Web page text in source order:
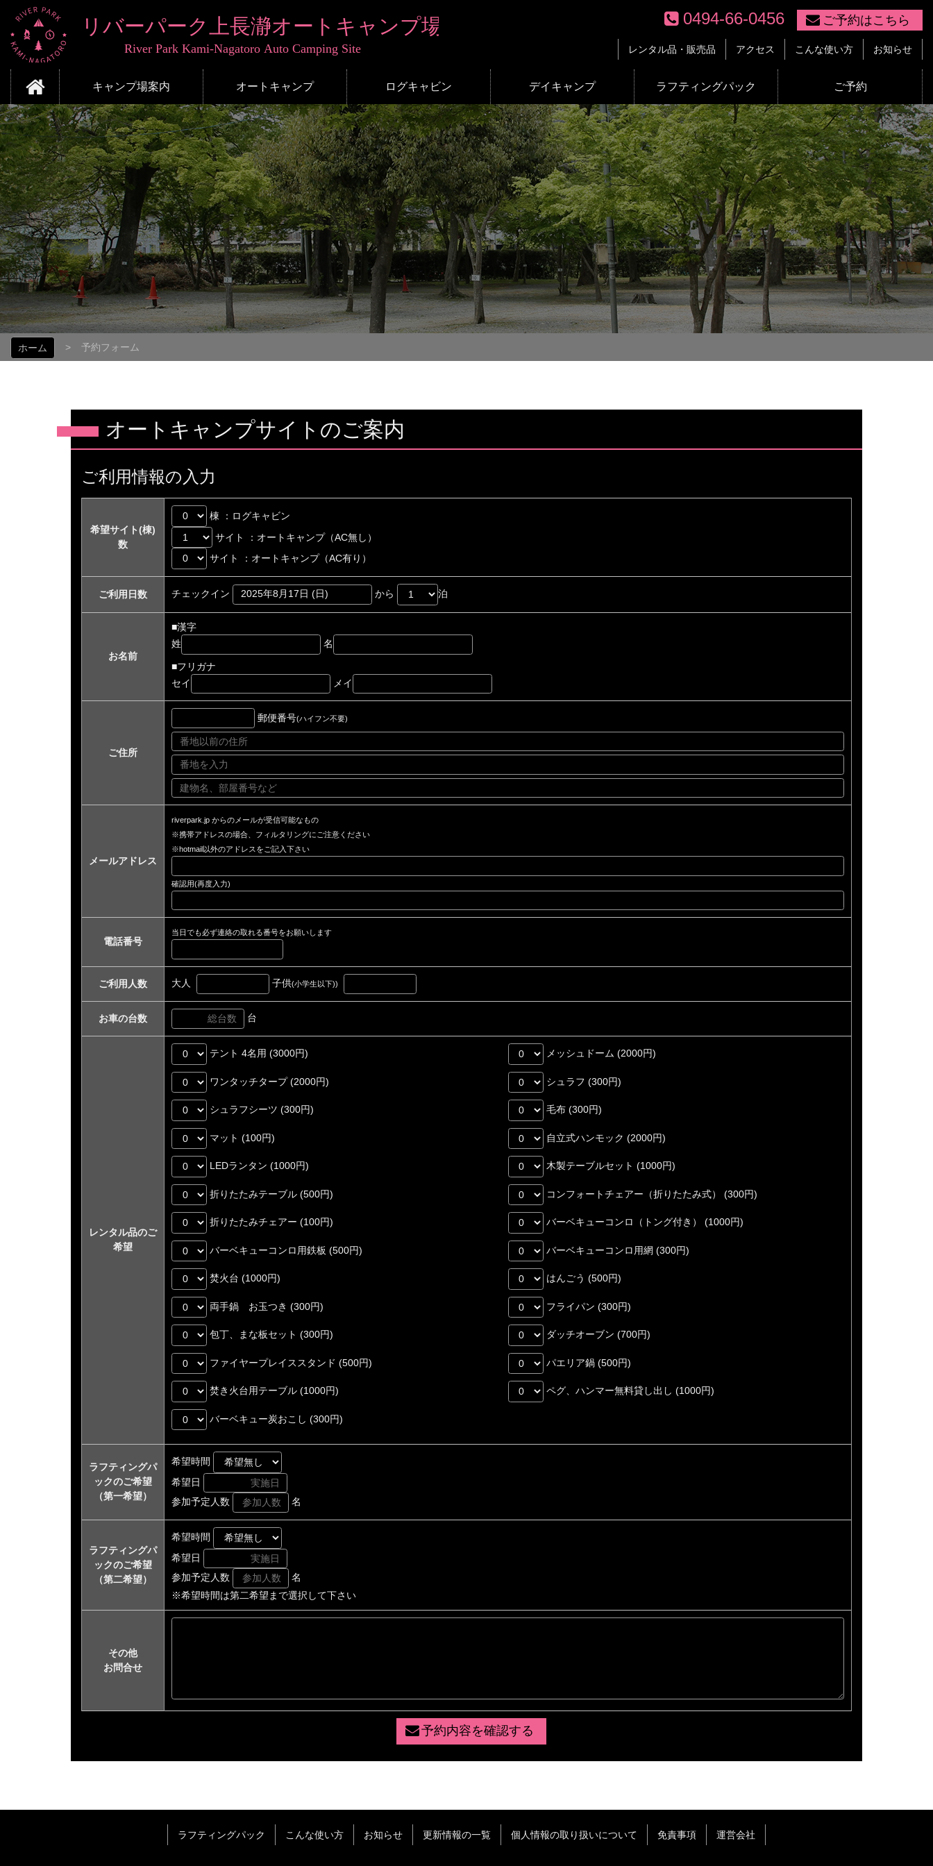
へ
ス
キ
ッ
プ
リバーパーク上長瀞
0494-66-0456 ご予約はこちら
レンタル品・販売品 アクセス こんな使い方 お知らせ
キャンプ場案内 オートキャンプ ログキャビン デイキャンプ ラフティングパック ご予約
ホーム 予約フォーム
オートキャンプサイトのご案内
ご利用情報の入力
希望サイト(棟)
数
棟 ：ログキャビン
サイト ：オートキャンプ（AC無し）
サイト ：オートキャンプ（AC有り）
ご利用日数 チェックイン から 泊
お名前
■漢字
姓
名
■フリガナ
セイ
メイ
ご住所
郵便番号(ハイフン不要)
メールアドレス
riverpark.jp からのメールが受信可能なもの
※携帯アドレスの場合、フィルタリングにご注意ください
※hotmail以外のアドレスをご記入下さい
確認用(再度入力)
電話番号
当日でも必ず連絡の取れる番号をお願いします
ご利用人数 大人 子供(小学生以下))
お車の台数 台
レンタル品のご
希望
テント 4名用 (3000円) メッシュドーム (2000円)
ワンタッチタープ (2000円) シュラフ (300円)
シュラフシーツ (300円) 毛布 (300円)
マット (100円) 自立式ハンモック (2000円)
LEDランタン (1000円) 木製テーブルセット (1000円)
折りたたみテーブル (500円) コンフォートチェアー（折りたたみ式） (300円)
折りたたみチェアー (100円) バーベキューコンロ（トング付き） (1000円)
バーベキューコンロ用鉄板 (500円) バーベキューコンロ用網 (300円)
焚火台 (1000円) はんごう (500円)
両手鍋 お玉つき (300円) フライパン (300円)
包丁、まな板セット (300円) ダッチオーブン (700円)
ファイヤープレイススタンド (500円) パエリア鍋 (500円)
焚き火台用テーブル (1000円) ペグ、ハンマー無料貸し出し (1000円)
バーベキュー炭おこし (300円)
ラフティングパ
ックのご希望
（第一希望）
希望時間
希望日
参加予定人数
名
ラフティングパ
ックのご希望
（第二希望）
希望時間
希望日
参加予定人数
名
※希望時間は第二希望まで選択して下さい
その他
お問合せ
予約内容を確認する
ラフティングパック こんな使い方 お知らせ 更新情報の一覧 個人情報の取り扱いについて 免責事項 運営会社